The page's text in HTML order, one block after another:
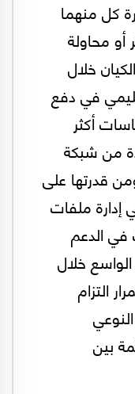
كل منهما
محاولة
خلال
في دفع
أكثر
من شبكة
قدرتها على
ملفات
الدعم
خلال
التزام
بين